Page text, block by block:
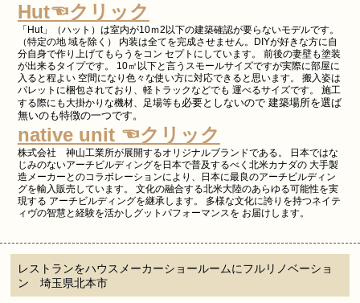
Hut☜クリック
「Hut」（ハット）は室内が10ｍ2以下の建築確認が要らないモデルです。
（特定の地 域を除く） 内装は全てを完成させません。DIYが好きな方に自
分自身で作り上げてもらうをコン セプトにしています。 前後の妻壁も塗装
が出来るタイプです。 10㎡以下と言うスモールサイズですが実際に部屋に
入ると程よい 空間になり色々な使い方に対応できると思います。 搬入姿は
パレットに梱包されており、軽トラックなどでも 運べるサイズです。 施工
する際にも大掛かりな機材、足場等も 必要としないので 建築場所を選ば
無いのも特徴の一つです。
native unit ☜クリック
株式会社 神山工業所が展開するオリジナルブランドである。 日本ではな
じみのないアーチビルディングを日本で普及するべく北米カナダの 大手製
造メーカーとのコラボレーションにより、日本に最良のアーチビルディン
グを輸入販売しています。 文化の融合する北米大陸のあらゆる可能性を実
現する アーチビルディングを継承します。 多様な文化に誇りを持つネイテ
ィヴの智慧と経験を活かしグットパフォーマンスを お届けします。
レストランをハウスメーカーショールームにフルリノベーショ
ン 埼玉県北本市